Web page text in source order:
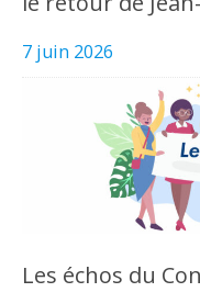
7 juin 2026
Les échos du